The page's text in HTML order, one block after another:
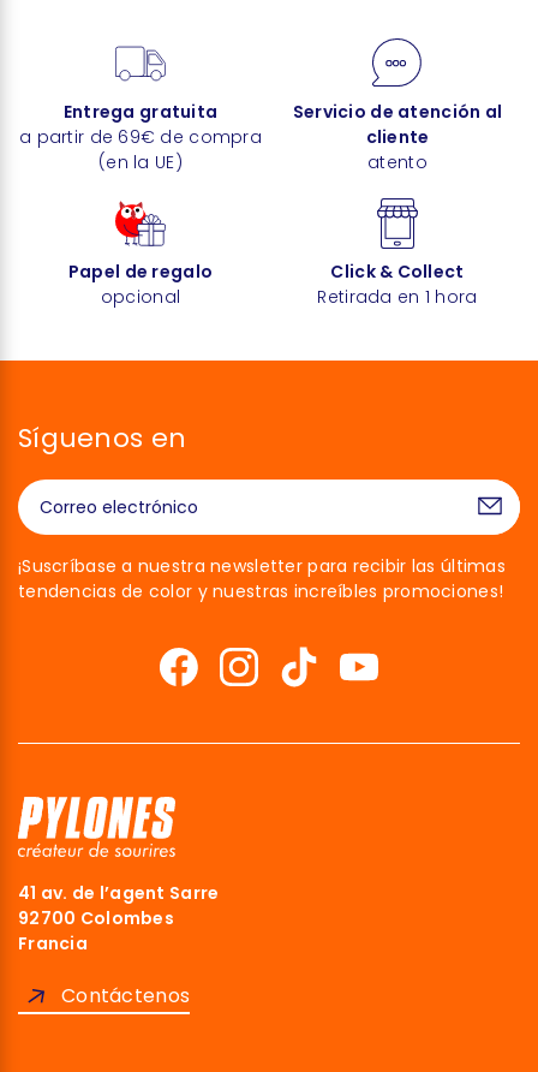
Entrega gratuita
a partir de 69€ de compra
(en la UE)
Servicio de atención al
cliente
atento
Papel de regalo
opcional
Click & Collect
Retirada en 1 hora
Síguenos en
¡Suscríbase a nuestra newsletter para recibir las últimas
tendencias de color y nuestras increíbles promociones!
41 av. de l’agent Sarre
92700 Colombes
Francia
Contáctenos